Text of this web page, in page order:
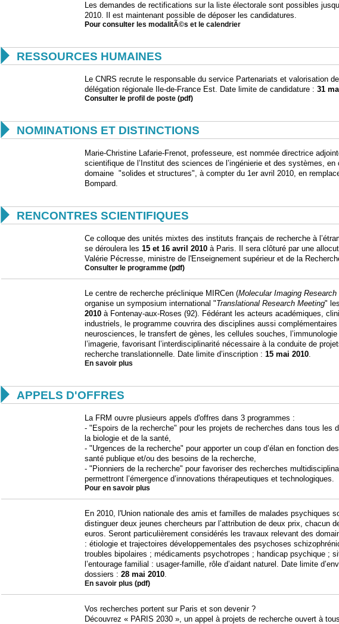
Les demandes de rectifications sur la liste électorale sont possibles
2010. Il est maintenant possible de déposer les candidatures.
Pour consulter les modalitÃ©s et le calendrier
 RESSOURCES HUMAINES
Le CNRS recrute le responsable du service Partenariats et valorisation
délégation régionale Ile-de-France Est. Date limite de candidature : 31
Consulter le profil de poste (pdf)
 NOMINATIONS ET DISTINCTIONS
Marie-Christine Lafarie-Frenot, professeure, est nommée directrice
scientifique de l’Institut des sciences de l’ingénierie et des systèmes, en
domaine "solides et structures", à compter du 1er avril 2010, en
Bompard.
 RENCONTRES SCIENTIFIQUES
Ce colloque des unités mixtes des instituts français de recherche à
se déroulera les 15 et 16 avril 2010 à Paris. Il sera clôturé par une
Valérie Pécresse, ministre de l'Enseignement supérieur et de la
Consulter le programme (pdf)
Le centre de recherche préclinique MIRCen (Molecular Imaging Research
organise un symposium international "Translational Research Meeting" les
2010 à Fontenay-aux-Roses (92). Fédérant les acteurs académiques,
industriels, le programme couvrira des disciplines aussi complémentaires
neurosciences, le transfert de gènes, les cellules souches, l’immunologie
l’imagerie, favorisant l’interdisciplinarité nécessaire à la conduite de
recherche translationnelle. Date limite d’inscription : 15 mai 2010.
En savoir plus
 APPELS D'OFFRES
La FRM ouvre plusieurs appels d'offres dans 3 programmes :
- "Espoirs de la recherche" pour les projets de recherches dans tous les
la biologie et de la santé,
- "Urgences de la recherche" pour apporter un coup d’élan en fonction
santé publique et/ou des besoins de la recherche,
- "Pionniers de la recherche" pour favoriser des recherches
permettront l’émergence d’innovations thérapeutiques et technologiques.
Pour en savoir plus
En 2010, l'Union nationale des amis et familles de malades psychiques
distinguer deux jeunes chercheurs par l’attribution de deux prix, chacun
euros. Seront particulièrement considérés les travaux relevant des
: étiologie et trajectoires développementales des psychoses
troubles bipolaires ; médicaments psychotropes ; handicap psychique ;
l’entourage familial : usager-famille, rôle d’aidant naturel. Date limite
dossiers : 28 mai 2010.
En savoir plus (pdf)
Vos recherches portent sur Paris et son devenir ?
Découvrez « PARIS 2030 », un appel à projets de recherche ouvert à